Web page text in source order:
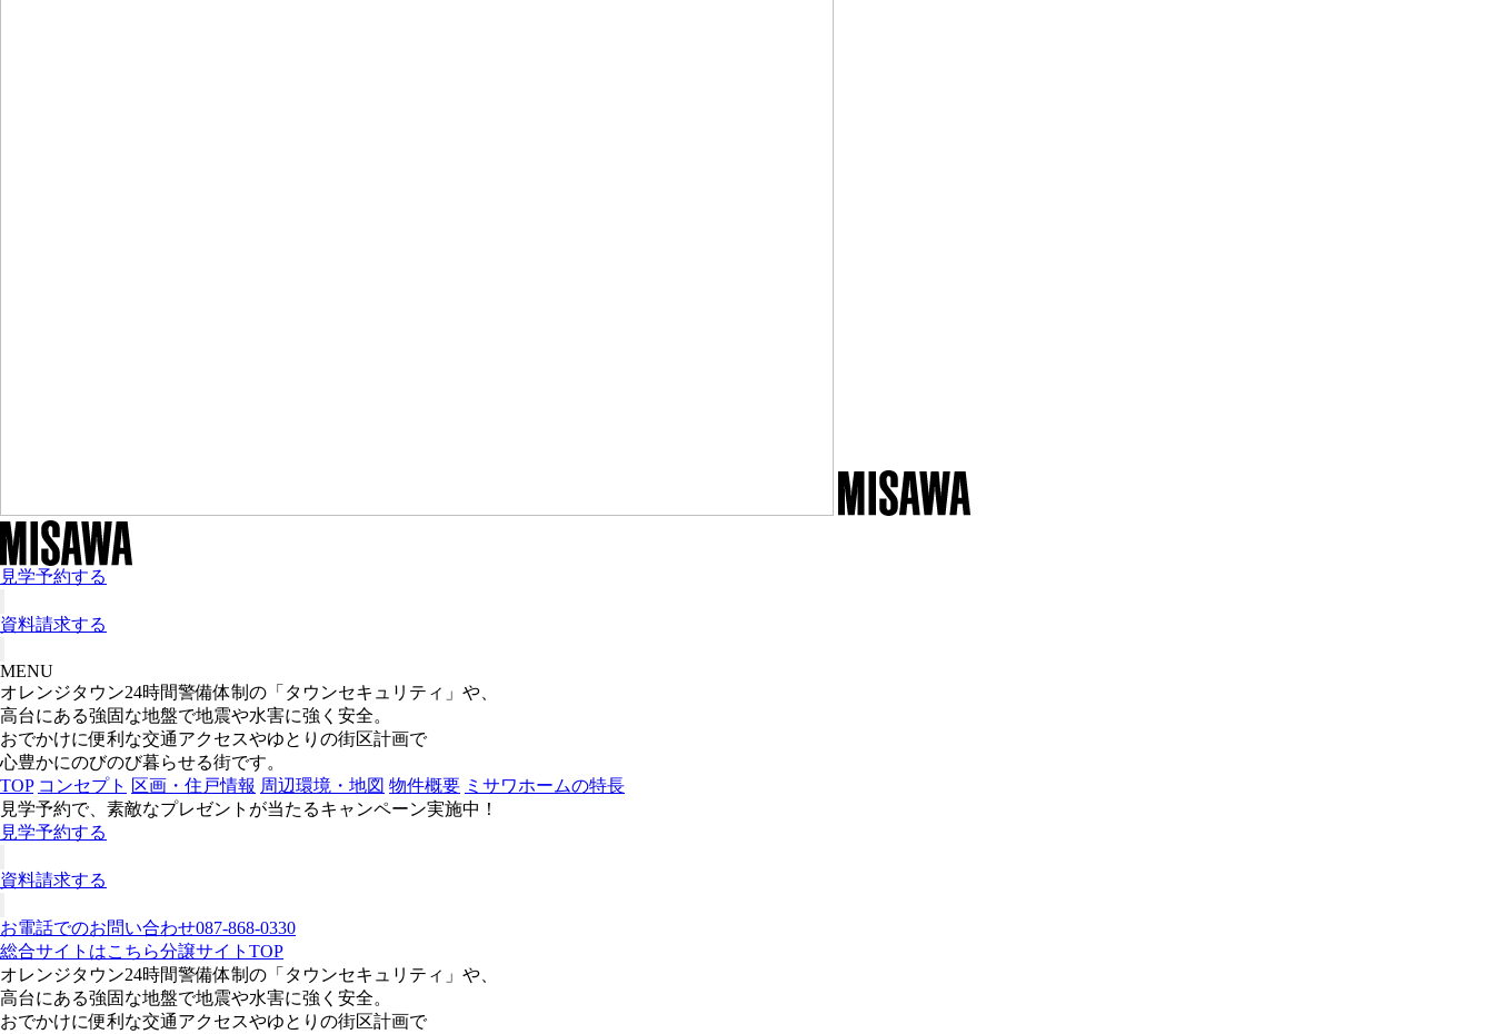
見学予約する
資料請求する
MENU
オレンジタウン24時間警備体制の「タウンセキュリティ」や、
高台にある強固な地盤で地震や水害に強く安全。
おでかけに便利な交通アクセスやゆとりの街区計画で
心豊かにのびのび暮らせる街です。
TOP コンセプト 区画・住戸情報 周辺環境・地図 物件概要 ミサワホームの特長
見学予約で、素敵なプレゼントが当たるキャンペーン実施中！
見学予約する
資料請求する
お電話でのお問い合わせ087-868-0330
総合サイトはこちら分譲サイトTOP
オレンジタウン24時間警備体制の「タウンセキュリティ」や、
高台にある強固な地盤で地震や水害に強く安全。
おでかけに便利な交通アクセスやゆとりの街区計画で